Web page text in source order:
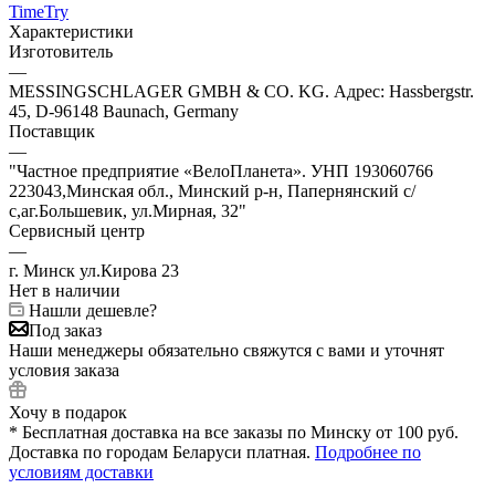
TimeTry
Характеристики
Изготовитель
—
MESSINGSCHLAGER GMBH & CO. KG. Адрес: Hassbergstr.
45, D-96148 Baunach, Germany
Поставщик
—
"Частное предприятие «ВелоПланета». УНП 193060766
223043,Минская обл., Минский р-н, Папернянский с/
с,аг.Большевик, ул.Мирная, 32"
Сервисный центр
—
г. Минск ул.Кирова 23
Нет в наличии
Нашли дешевле?
Под заказ
Наши менеджеры обязательно свяжутся с вами и уточнят
условия заказа
Хочу в подарок
* Бесплатная доставка на все заказы по Минску от 100 руб.
Доставка по городам Беларуси платная. Подробнее по
условиям доставки